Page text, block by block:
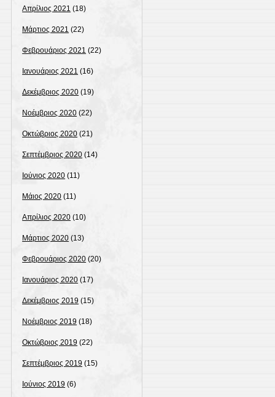
Απρίλιος 2021 (18)
Μάρτιος 2021 (22)
Φεβρουάριος 2021 (22)
Ιανουάριος 2021 (16)
Δεκέμβριος 2020 (19)
Νοέμβριος 2020 (22)
Οκτώβριος 2020 (21)
Σεπτέμβριος 2020 (14)
Ιούνιος 2020 (11)
Μάιος 2020 (11)
Απρίλιος 2020 (10)
Μάρτιος 2020 (13)
Φεβρουάριος 2020 (20)
Ιανουάριος 2020 (17)
Δεκέμβριος 2019 (15)
Νοέμβριος 2019 (18)
Οκτώβριος 2019 (22)
Σεπτέμβριος 2019 (15)
Ιούνιος 2019 (6)